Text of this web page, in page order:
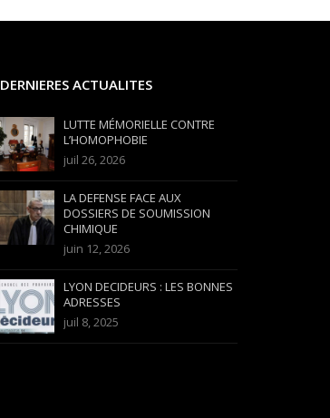
DERNIERES ACTUALITES
LUTTE MÉMORIELLE CONTRE
L’HOMOPHOBIE
juil 26, 2026
LA DEFENSE FACE AUX
DOSSIERS DE SOUMISSION
CHIMIQUE
juin 12, 2026
LYON DECIDEURS : LES BONNES
ADRESSES
juil 8, 2025